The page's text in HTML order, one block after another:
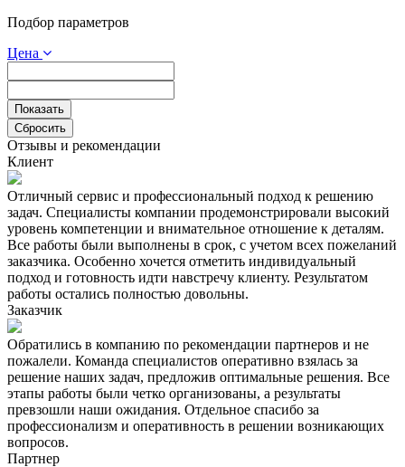
Подбор параметров
Цена
Отзывы и рекомендации
Клиент
Отличный сервис и профессиональный подход к решению
задач. Специалисты компании продемонстрировали высокий
уровень компетенции и внимательное отношение к деталям.
Все работы были выполнены в срок, с учетом всех пожеланий
заказчика. Особенно хочется отметить индивидуальный
подход и готовность идти навстречу клиенту. Результатом
работы остались полностью довольны.
Заказчик
Обратились в компанию по рекомендации партнеров и не
пожалели. Команда специалистов оперативно взялась за
решение наших задач, предложив оптимальные решения. Все
этапы работы были четко организованы, а результаты
превзошли наши ожидания. Отдельное спасибо за
профессионализм и оперативность в решении возникающих
вопросов.
Партнер